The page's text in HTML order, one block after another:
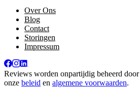
Over Ons
Blog
Contact
Storingen
Impressum
Reviews worden onpartijdig beheerd door
onze beleid en algemene voorwaarden.